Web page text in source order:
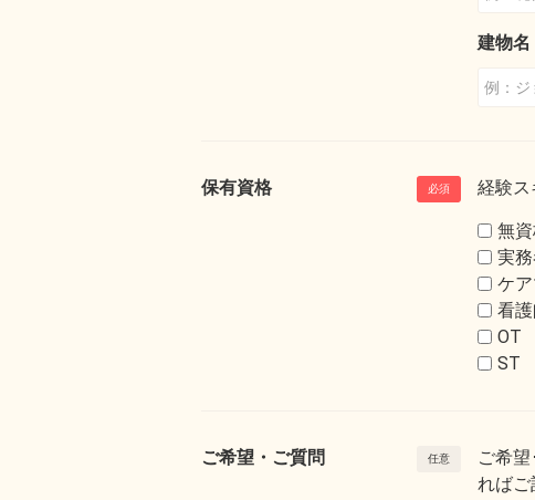
建物名
保有資格 経験ス
無
実
ケ
看
OT
ST
ご希望・ご質問
ご希
ればご